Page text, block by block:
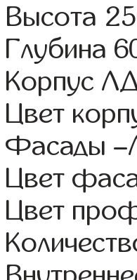
Высота
Глубина
Корпус
Цвет
Фасады
Цвет
Цвет